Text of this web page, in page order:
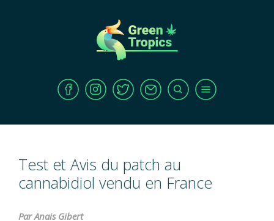
Test et Avis du patch au
cannabidiol vendu en France
Par Anais Gibert